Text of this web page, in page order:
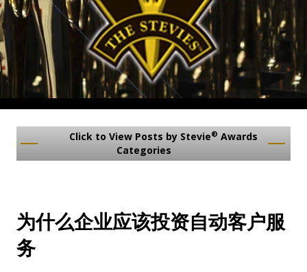
Click to View Posts by Stevie® Awards
Categories
为什么企业应该投资自动客户服
务